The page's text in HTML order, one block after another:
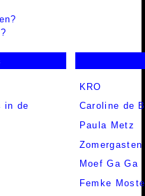
in de
KRO
Caroline de
Paula Metz
Zomergasten
Moef Ga Ga
Femke